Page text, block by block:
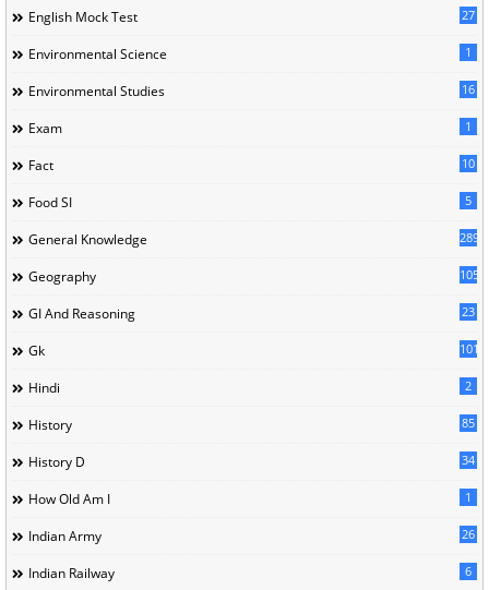
English Mock Test 27
Environmental Science 1
Environmental Studies 16
Exam 1
Fact 10
Food SI 5
General Knowledge 289
Geography 105
GI And Reasoning 23
Gk 101
Hindi 2
History 85
History D 34
How Old Am I 1
Indian Army 26
Indian Railway 6